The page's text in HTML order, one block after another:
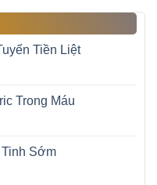
Tiền Liệt
Trong Máu
Sớm